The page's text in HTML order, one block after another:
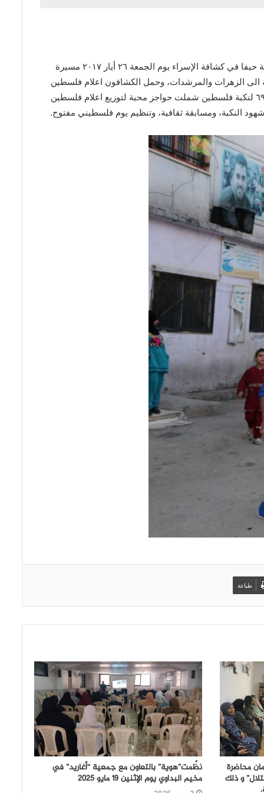
برعاية الحملة الدولية للحفاظ على الهوية الفلسطينية #انتماء لإحياء ذكرى نكبة فلسطين، واستقبالا لشهر رمضان المبارك نظمت مجموعة حيفا في كشافة الإسراء يوم الجمعة ٢٦ أيار ٢٠١٧ مسيرة
الزهرات والمرشدات، وحمل الكشافون اعلام فلسطين
ورايات كشافة الاسراء اضافة لفوانيس رمضان. يذكر ان حملة انتماء كانت قد نظمت العديد من الفعاليات في مخيم الجليل لاحياء الذكرى ٦٩ لنكبة فلسطين شملت حواجز محبة لتوزيع اعلام فلسطين
النكبة، ومسابقة ثقافية، وتنظيم يوم فلسطيني مفتوح.
طباعة
محاضرة
و ذلك
نظّمت”هوية” بالتعاون مع جمعية “أغاريد” في
مخيم البداوي يوم الإثنين 19 مايو 2025